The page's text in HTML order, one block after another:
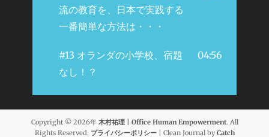
流の教育を、日本で実践する
一番簡単な方法は・・・
#13 オランダの小学校、宿題
なし！？
04:56
Copyright © 2026年 木村祐理 | Office Human Empowerment. All
Rights Reserved. プライバシーポリシー| Clean Journal byCatch